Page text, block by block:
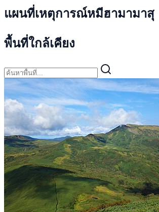
แผนที่เหตุการณ์หมีฮามามาสุ
พื้นที่ใกล้เคียง